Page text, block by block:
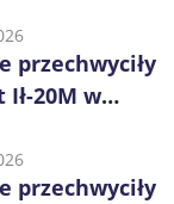
przechwyciły
20M w
przechwyciły